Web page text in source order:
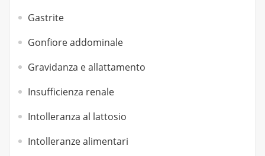
Gastrite
Gonfiore addominale
Gravidanza e allattamento
Insufficienza renale
Intolleranza al lattosio
Intolleranze alimentari